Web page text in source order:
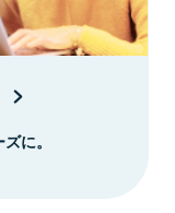
に。